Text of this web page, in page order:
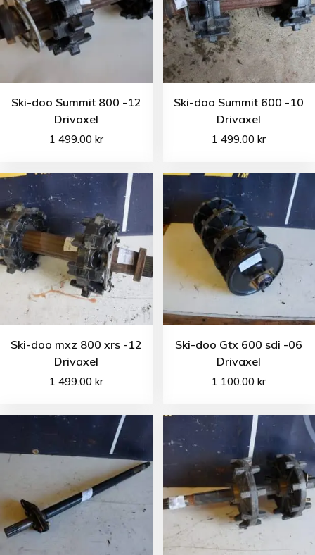
Ski-doo Summit 800 -12
Drivaxel
1 499.00 kr
Ski-doo Summit 600 -10
Drivaxel
1 499.00kr
Ski-doo mxz 800 xrs -12
Drivaxel
1 499.00 kr
Ski-doo Gtx 600 sdi -06
Drivaxel
1 100.00kr